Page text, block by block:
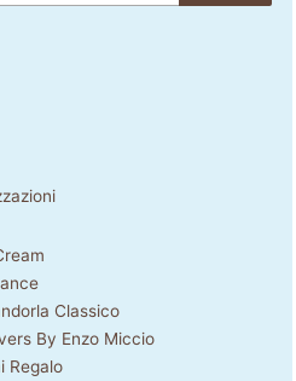
Classico
By Enzo Miccio
Regalo